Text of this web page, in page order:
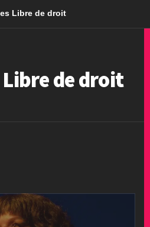
Libre de droit
de droit